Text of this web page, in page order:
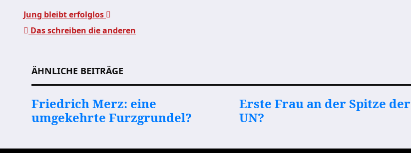
Jung bleibt erfolglos
Das schreiben die anderen
ÄHNLICHE BEITRÄGE
Friedrich Merz: eine
umgekehrte Furzgrundel?
Erste Frau an der Spitze der
UN?